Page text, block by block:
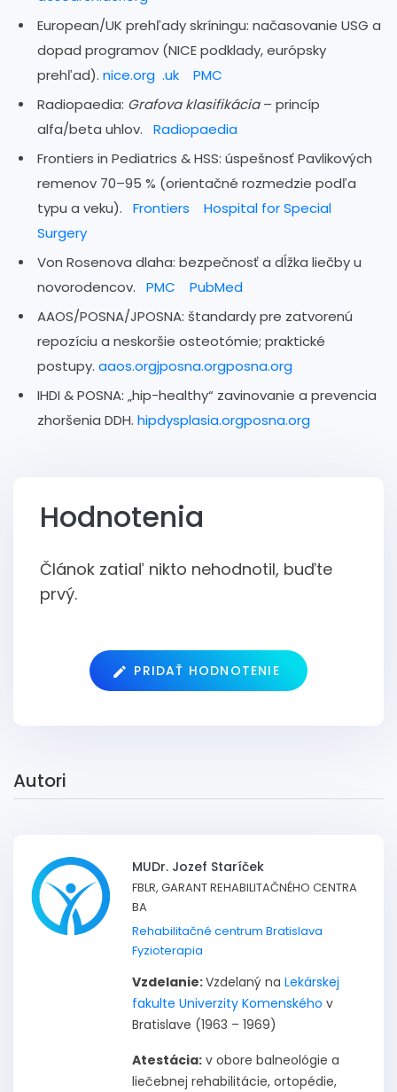
European/UK prehľady skríningu: načasovanie USG a
dopad programov (NICE podklady, európsky
prehľad). nice.org .uk
PMC
Radiopaedia: Grafova klasifikácia– princíp
alfa/beta uhlov.
Radiopaedia
Frontiers in Pediatrics & HSS: úspešnosť Pavlikových
remenov 70–95 % (orientačné rozmedzie podľa
typu a veku).
Frontiers
Hospital for Special
Surgery
Von Rosenova dlaha: bezpečnosť a dĺžka liečby u
novorodencov.
PMC
PubMed
AAOS/POSNA/JPOSNA: štandardy pre zatvorenú
repozíciu a neskoršie osteotómie; praktické
postupy. aaos.orgjposna.orgposna.org
IHDI & POSNA: „hip-healthy“ zavinovanie a prevencia
zhoršenia DDH. hipdysplasia.orgposna.org
Hodnotenia
Článok zatiaľ nikto nehodnotil, buďte
prvý.
PRIDAŤ HODNOTENIE
Autori
MUDr. Jozef Staríček
FBLR, GARANT REHABILITAČNÉHO CENTRA
BA
Rehabilitačné centrum Bratislava
Fyzioterapia
Vzdelanie:Vzdelaný na Lekárskej
fakulte Univerzity Komenského v
Bratislave (1963 – 1969)
Atestácia: v obore balneológie a
liečebnej rehabilitácie, ortopédie,